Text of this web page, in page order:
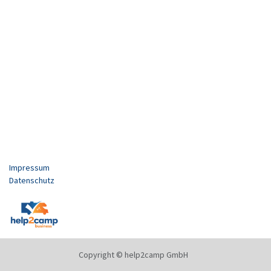
Impressum
Datenschutz
Copyright © help2camp GmbH